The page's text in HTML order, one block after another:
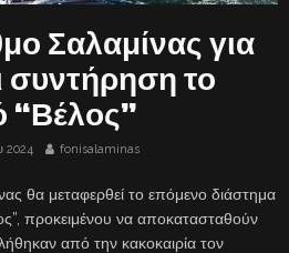
Σαλαμίνας για
συντήρηση το
“Βέλος”
2024 fonisalaminas
θα μεταφερθεί το επόμενο διάστημα
προκειμένου να αποκατασταθούν
από την κακοκαιρία τον